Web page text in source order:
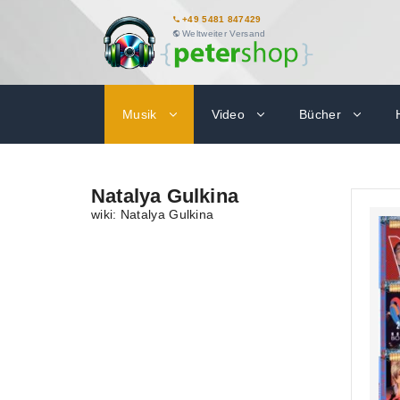
+49 5481 847429
Weltweiter Versand
Musik Video Bücher
Natalya Gulkina
wiki: Natalya Gulkina